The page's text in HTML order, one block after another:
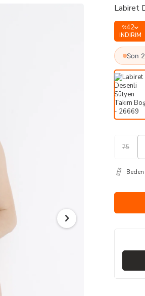
Labiret
%42
İNDIRIM
Son
75